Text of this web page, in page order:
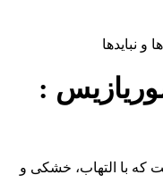
و نبایدها
:
که با التهاب، خشکی و